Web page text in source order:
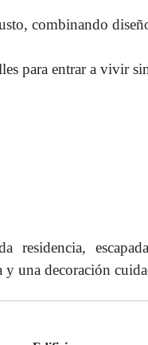
combinando
para entrar a vivir
residencia,
y una decoración